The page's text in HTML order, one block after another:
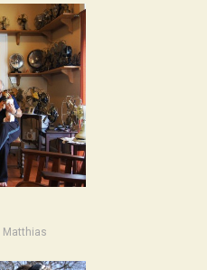
Matthias